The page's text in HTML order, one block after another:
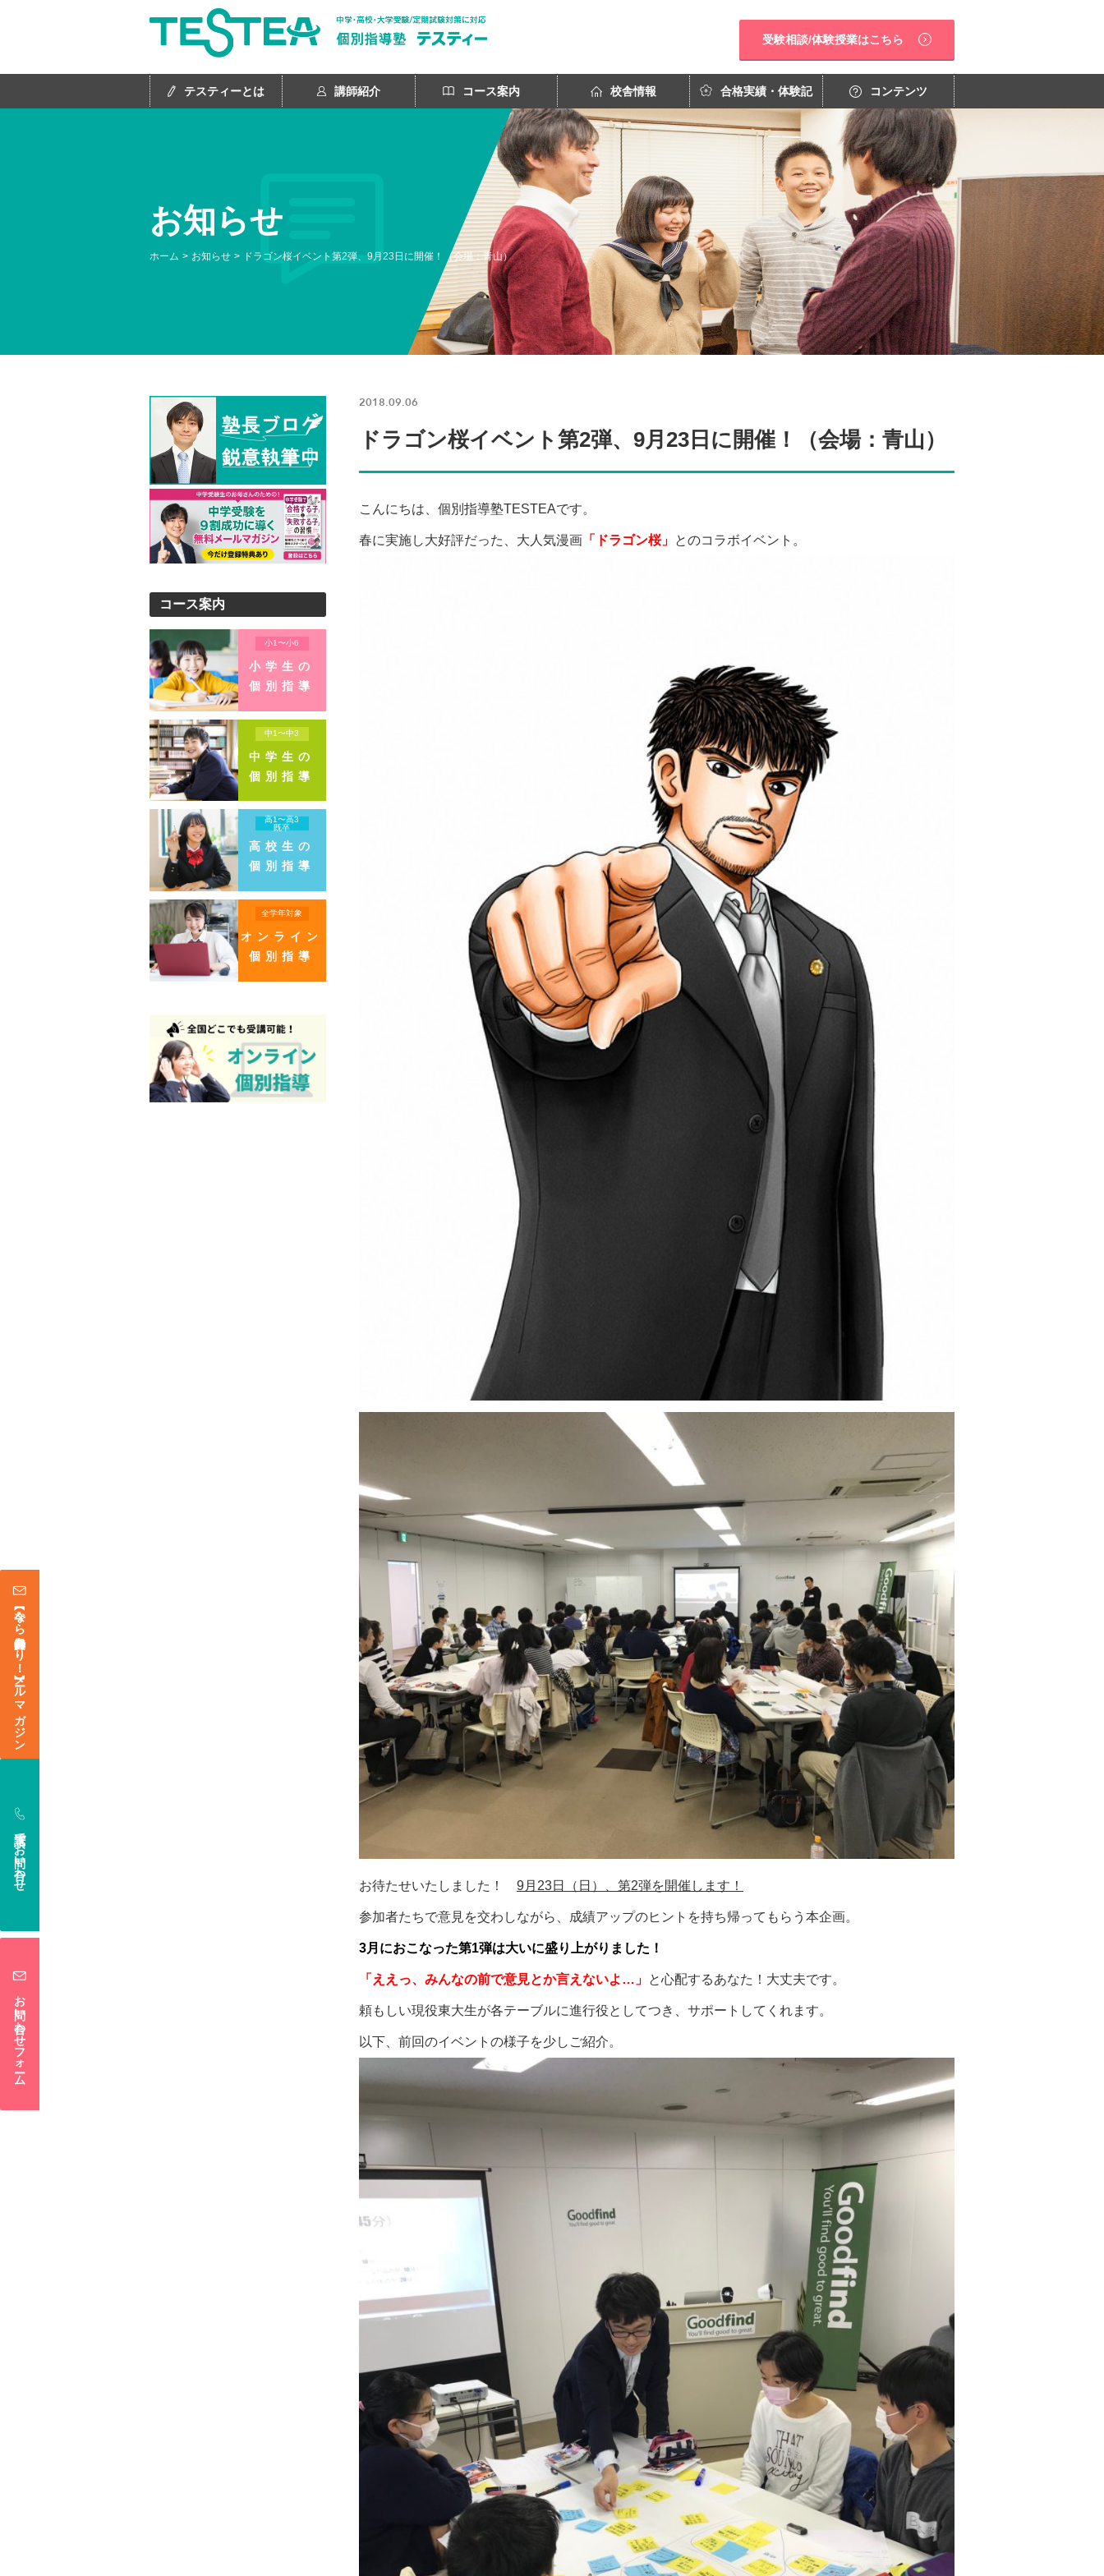
受験相談/体験授業はこちら
テスティーとは 講師紹介 コース案内 校舎情報 合格実績・体験記 コンテンツ
お知らせ
ホーム お知らせ ドラゴン桜イベント第2弾、9月23日に開催！（会場：青山）
コース案内
小1〜小6
小学生の
個別指導
中1〜中3
中学生の
個別指導
高1〜高3
既卒
高校生の
個別指導
全学年対象
オンライン
個別指導
2018.09.06
ドラゴン桜イベント第2弾、9月23日に開催！（会場：青山）
こんにちは、個別指導塾TESTEAです。
春に実施し大好評だった、大人気漫画 「ドラゴン桜」 とのコラボイベント。
お待たせいたしました！ 9月23日（日）、第2弾を開催します！
参加者たちで意見を交わしながら、成績アップのヒントを持ち帰ってもらう本企画。
3月におこなった第1弾は大いに盛り上がりました！
「ええっ、みんなの前で意見とか言えないよ…」 と心配するあなた！大丈夫です。
頼もしい現役東大生が各テーブルに進行役としてつき、サポートしてくれます。
以下、前回のイベントの様子を少しご紹介。
【今なら登録特典あり！】メールマガジン
電話でお問い合わせ
お問い合わせフォーム